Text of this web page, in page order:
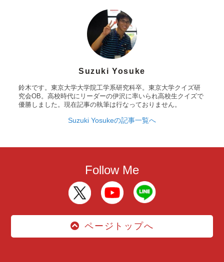
Suzuki Yosuke
鈴木です。東京大学大学院工学系研究科卒。東京大学クイズ研
究会OB。高校時代にリーダーの伊沢に率いられ高校生クイズで
優勝しました。現在記事の執筆は行なっておりません。
Suzuki Yosukeの記事一覧へ
Follow Me
ページトップへ